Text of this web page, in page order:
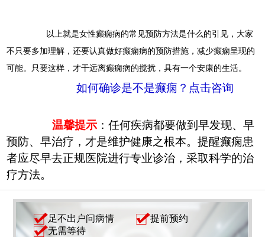
以上就是女性癫痫病的常见预防方法是什么的引见，大家
不只要多加理解，还要认真做好癫痫病的预防措施，减少癫痫呈现的
可能。只要这样，才干远离癫痫病的搅扰，具有一个安康的生活。
如何确诊是不是癫痫？点击咨询
温馨提示：任何疾病都要做到早发现、早
预防、早治疗，才是维护健康之根本。提醒癫痫患
者应尽早去正规医院进行专业诊治，采取科学的治
疗方法。
足不出户问病情
提前预约
无需等待